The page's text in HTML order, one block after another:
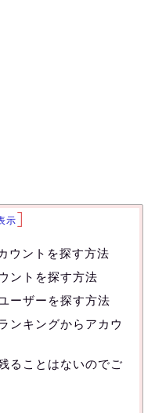
示]
ウントを探す方法
ントを探す方法
ーザーを探す方法
ンキングからアカウ
ることはないのでご